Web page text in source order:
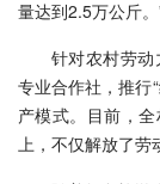
量达到2.5万公斤。
针对农村劳
专业合作社，推行
产模式。目前，
上，不仅解放了劳